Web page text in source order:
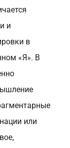
и
в
«Я». В
или